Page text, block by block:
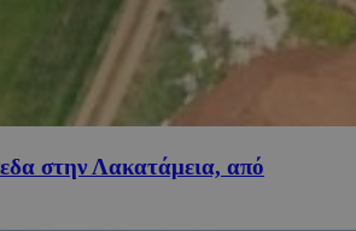
στην Λακατάμεια, από